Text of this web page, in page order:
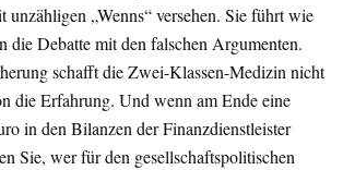
unzähligen „Wenns“ versehen. Sie führt wie
die Debatte mit den falschen Argumenten.
schafft die Zwei-Klassen-Medizin nicht
die Erfahrung. Und wenn am Ende eine
in den Bilanzen der Finanzdienstleister
Sie, wer für den gesellschaftspolitischen